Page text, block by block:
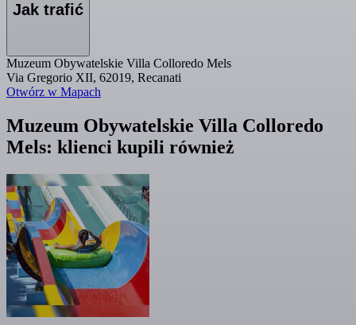
Jak trafić
Muzeum Obywatelskie Villa Colloredo Mels
Via Gregorio XII, 62019, Recanati
Otwórz w Mapach
Muzeum Obywatelskie Villa Colloredo
Mels: klienci kupili również